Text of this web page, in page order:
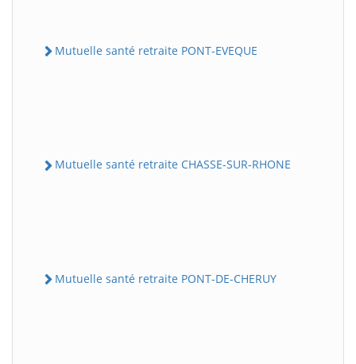
Mutuelle santé retraite PONT-EVEQUE
Mutuelle santé retraite CHASSE-SUR-RHONE
Mutuelle santé retraite PONT-DE-CHERUY